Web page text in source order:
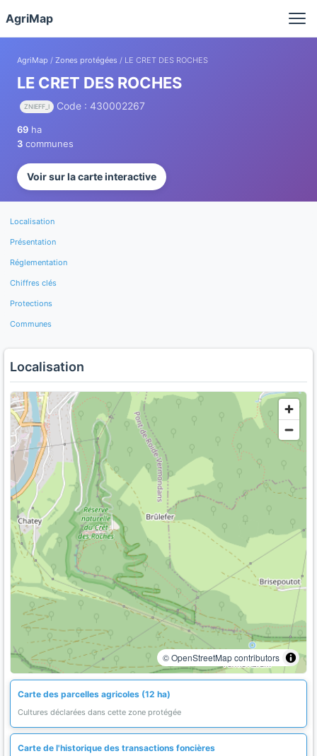
AgriMap
AgriMap / Zones protégées / LE CRET DES ROCHES
LE CRET DES ROCHES
ZNIEFF_I Code : 430002267
69 ha
3 communes
Voir sur la carte interactive
Localisation
Présentation
Réglementation
Chiffres clés
Protections
Communes
Localisation
© OpenStreetMap contributors
Carte des parcelles agricoles (12 ha)
Cultures déclarées dans cette zone protégée
Carte de l'historique des transactions foncières